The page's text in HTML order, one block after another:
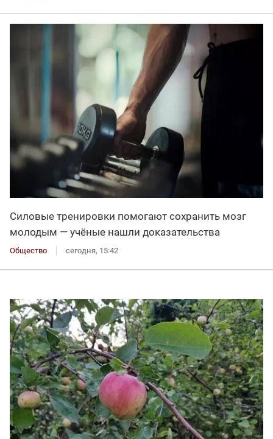
Силовые тренировки помогают сохранить мозг
молодым — учёные нашли доказательства
Общество сегодня, 15:42